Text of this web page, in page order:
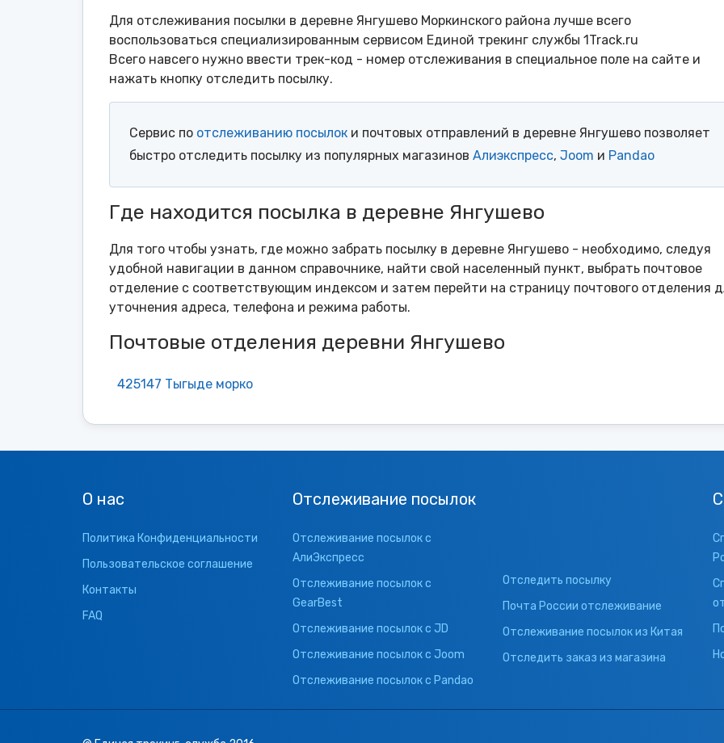
Для отслеживания посылки в деревне Янгушево Моркинского района лучше всего
воспользоваться специализированным сервисом Единой трекинг службы 1Track.ru
Всего навсего нужно ввести трек-код - номер отслеживания в специальное поле на сайте и
нажать кнопку отследить посылку.
Сервис по отслеживанию посылок и почтовых отправлений в деревне Янгушево позволяет
быстро отследить посылку из популярных магазинов Алиэкспресс, Joom и Pandao
Где находится посылка в деревне Янгушево
Для того чтобы узнать, где можно забрать посылку в деревне Янгушево - необходимо, следуя
удобной навигации в данном справочнике, найти свой населенный пункт, выбрать почтовое
отделение с соответствующим индексом и затем перейти на страницу почтового отделения
уточнения адреса, телефона и режима работы.
Почтовые отделения деревни Янгушево
425147 Тыгыде морко
О нас
Политика Конфиденциальности
Пользовательское соглашение
Контакты
FAQ
Отслеживание посылок
Отслеживание посылок с
АлиЭкспресс
Отслеживание посылок с
GearBest
Отслеживание посылок с JD
Отслеживание посылок с Joom
Отслеживание посылок с Pandao
Отследить посылку
Почта России отслеживание
Отслеживание посылок из Китая
Отследить заказ из магазина